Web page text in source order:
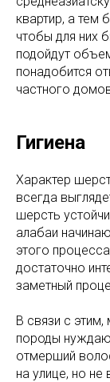
квартир, а тем
чтобы для них
подойдут
понадобится
частного
Гигиена
Характер
всегда
шерсть
алабаи
этого
достаточно
заметный
В связи с
породы
отмерший
на улице, но не